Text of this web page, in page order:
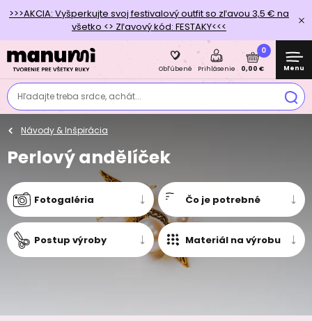
>>>AKCIA: Vyšperkujte svoj festivalový outfit so zľavou 3,5 € na
všetko <> Zľavový kód: FESTAKY<<<
Hľadajte treba srdce, achát...
Obľúbené Prihlásenie
0
0,00 € Menu
Návody & Inšpirácia
Perlový andělíček
Fotogaléria Čo je potrebné
Postup výroby Materiál na výrobu